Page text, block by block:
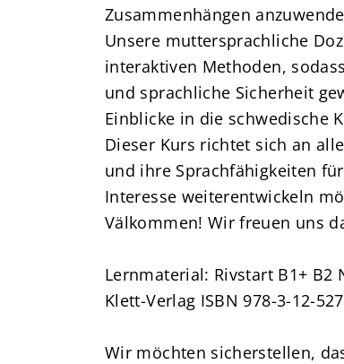
Zusammenhängen
Unsere muttersprachliche
interaktiven Methoden,
und sprachliche Sicherheit
Einblicke in die schwedische
Dieser Kurs richtet sich an
und ihre Sprachfähigkeiten
Interesse weiterentwickeln
Välkommen! Wir freuen uns
Lernmaterial: Rivstart B1+ B2
Klett-Verlag ISBN 978-3-12-
Wir möchten sicherstellen,